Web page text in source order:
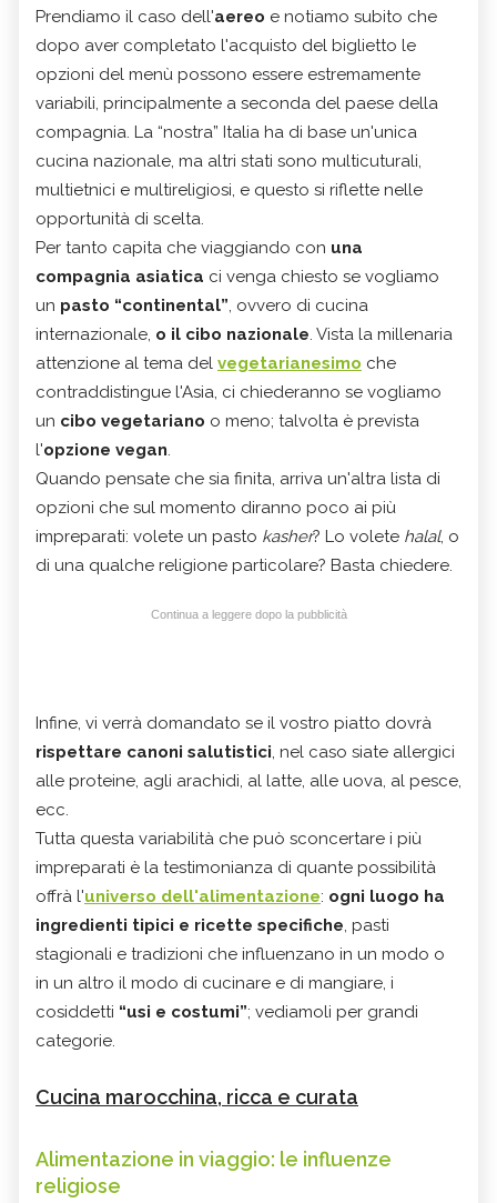
Prendiamo il caso dell'aereo e notiamo subito che
dopo aver completato l'acquisto del biglietto le
opzioni del menù possono essere estremamente
variabili, principalmente a seconda del paese della
compagnia. La “nostra” Italia ha di base un'unica
cucina nazionale, ma altri stati sono multicuturali,
multietnici e multireligiosi, e questo si riflette nelle
opportunità di scelta.
Per tanto capita che viaggiando con una
compagnia asiatica ci venga chiesto se vogliamo
un pasto “continental”, ovvero di cucina
internazionale, o il cibo nazionale. Vista la millenaria
attenzione al tema del vegetarianesimo che
contraddistingue l'Asia, ci chiederanno se vogliamo
un cibo vegetariano o meno; talvolta è prevista
l'opzione vegan.
Quando pensate che sia finita, arriva un'altra lista di
opzioni che sul momento diranno poco ai più
impreparati: volete un pasto kasher? Lo volete halal, o
di una qualche religione particolare? Basta chiedere.
Continua a leggere dopo la pubblicità
Infine, vi verrà domandato se il vostro piatto dovrà
rispettare canoni salutistici, nel caso siate allergici
alle proteine, agli arachidi, al latte, alle uova, al pesce,
ecc.
Tutta questa variabilità che può sconcertare i più
impreparati è la testimonianza di quante possibilità
offrà l'universo dell'alimentazione: ogni luogo ha
ingredienti tipici e ricette specifiche, pasti
stagionali e tradizioni che influenzano in un modo o
in un altro il modo di cucinare e di mangiare, i
cosiddetti “usi e costumi”; vediamoli per grandi
categorie.
Cucina marocchina, ricca e curata
Alimentazione in viaggio: le influenze
religiose